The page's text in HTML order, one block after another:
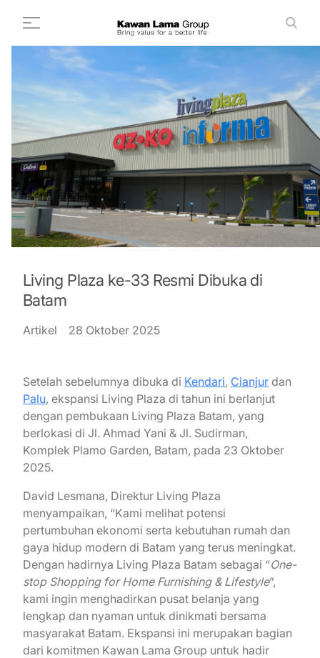
EN
Tentang Kami +
Bisnis +
Keberlanjutan
Ruang Berita
Investor
FAQ
Karir
Hubungi Kami
Living Plaza ke-33 Resmi Dibuka di
Batam
Artikel 28 Oktober 2025
Setelah sebelumnya dibuka di Kendari, Cianjur dan
Palu, ekspansi Living Plaza di tahun ini berlanjut
dengan pembukaan Living Plaza Batam, yang
berlokasi di Jl. Ahmad Yani & Jl. Sudirman,
Komplek Plamo Garden, Batam, pada 23 Oktober
2025.
David Lesmana, Direktur Living Plaza
menyampaikan, “Kami melihat potensi
pertumbuhan ekonomi serta kebutuhan rumah dan
gaya hidup modern di Batam yang terus meningkat.
Dengan hadirnya Living Plaza Batam sebagai “One-
stop Shopping for Home Furnishing & Lifestyle”,
kami ingin menghadirkan pusat belanja yang
lengkap dan nyaman untuk dinikmati bersama
masyarakat Batam. Ekspansi ini merupakan bagian
dari komitmen Kawan Lama Group untuk hadir